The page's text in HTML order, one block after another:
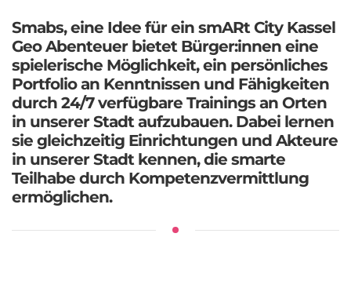
Smabs, eine Idee für ein smARt City Kassel
Geo Abenteuer bietet Bürger:innen eine
spielerische Möglichkeit, ein persönliches
Portfolio an Kenntnissen und Fähigkeiten
durch 24/7 verfügbare Trainings an Orten
in unserer Stadt aufzubauen. Dabei lernen
sie gleichzeitig Einrichtungen und Akteure
in unserer Stadt kennen, die smarte
Teilhabe durch Kompetenzvermittlung
ermöglichen.